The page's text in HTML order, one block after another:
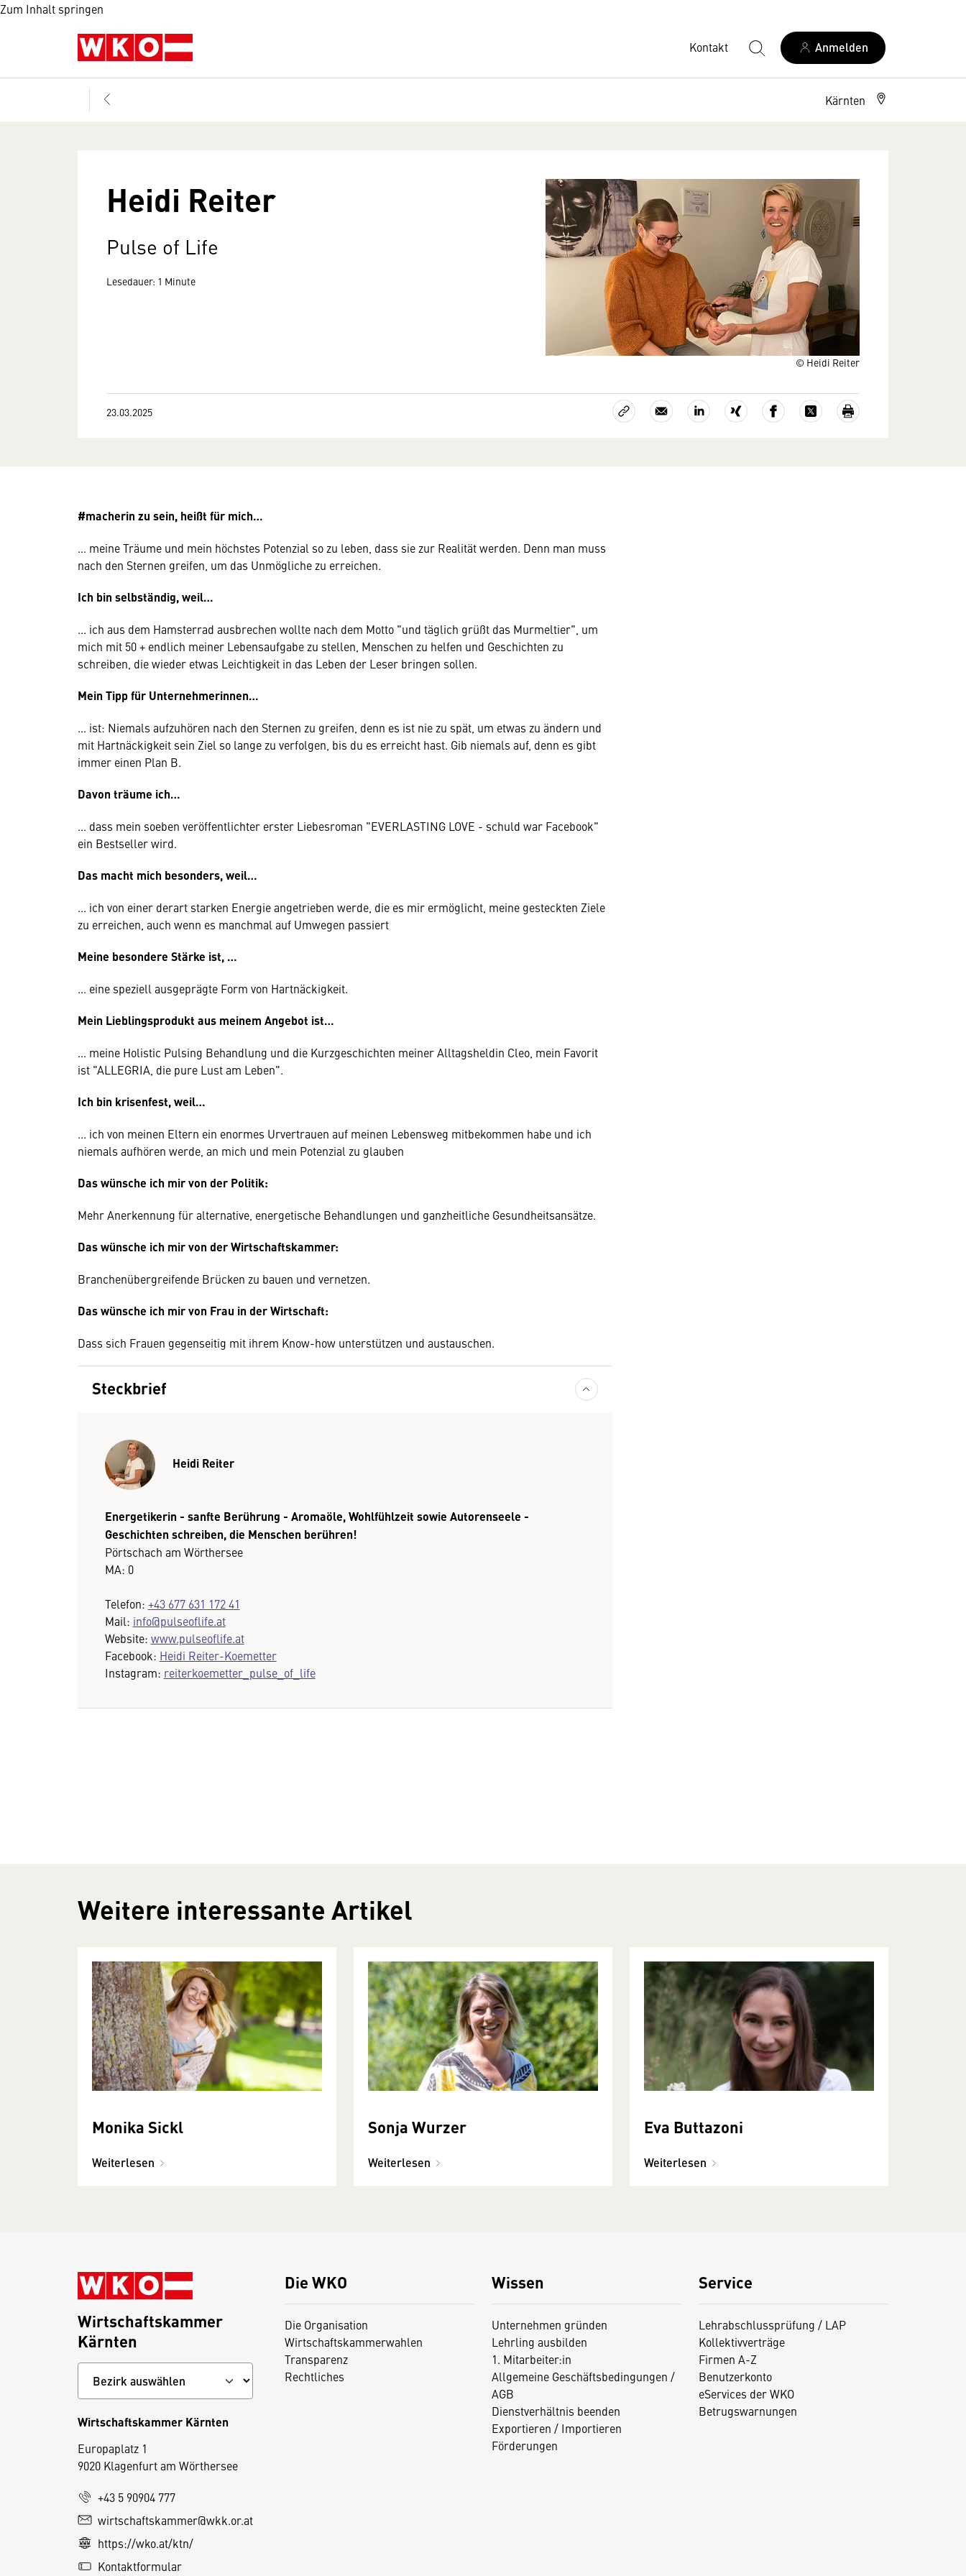
Zum Inhalt springen
Kontakt Anmelden
Kärnten
© Heidi Reiter
Heidi Reiter
Pulse of Life
Lesedauer: 1 Minute
23.03.2025
#macherin zu sein, heißt für mich…
... meine Träume und mein höchstes Potenzial so zu leben, dass sie zur Realität werden. Denn man muss
nach den Sternen greifen, um das Unmögliche zu erreichen.
Ich bin selbständig, weil…
... ich aus dem Hamsterrad ausbrechen wollte nach dem Motto "und täglich grüßt das Murmeltier", um
mich mit 50 + endlich meiner Lebensaufgabe zu stellen, Menschen zu helfen und Geschichten zu
schreiben, die wieder etwas Leichtigkeit in das Leben der Leser bringen sollen.
Mein Tipp für Unternehmerinnen…
... ist: Niemals aufzuhören nach den Sternen zu greifen, denn es ist nie zu spät, um etwas zu ändern und
mit Hartnäckigkeit sein Ziel so lange zu verfolgen, bis du es erreicht hast. Gib niemals auf, denn es gibt
immer einen Plan B.
Davon träume ich…
... dass mein soeben veröffentlichter erster Liebesroman "EVERLASTING LOVE - schuld war Facebook"
ein Bestseller wird.
Das macht mich besonders, weil…
... ich von einer derart starken Energie angetrieben werde, die es mir ermöglicht, meine gesteckten Ziele
zu erreichen, auch wenn es manchmal auf Umwegen passiert
Meine besondere Stärke ist, …
... eine speziell ausgeprägte Form von Hartnäckigkeit.
Mein Lieblingsprodukt aus meinem Angebot ist…
... meine Holistic Pulsing Behandlung und die Kurzgeschichten meiner Alltagsheldin Cleo, mein Favorit
ist "ALLEGRIA, die pure Lust am Leben".
Ich bin krisenfest, weil…
... ich von meinen Eltern ein enormes Urvertrauen auf meinen Lebensweg mitbekommen habe und ich
niemals aufhören werde, an mich und mein Potenzial zu glauben
Das wünsche ich mir von der Politik:
Mehr Anerkennung für alternative, energetische Behandlungen und ganzheitliche Gesundheitsansätze.
Das wünsche ich mir von der Wirtschaftskammer:
Branchenübergreifende Brücken zu bauen und vernetzen.
Das wünsche ich mir von Frau in der Wirtschaft:
Dass sich Frauen gegenseitig mit ihrem Know-how unterstützen und austauschen.
Steckbrief
Heidi Reiter
Energetikerin - sanfte Berührung - Aromaöle, Wohlfühlzeit sowie Autorenseele -
Geschichten schreiben, die Menschen berühren!
Pörtschach am Wörthersee
MA: 0
Telefon: +43 677 631 172 41
Mail: info@pulseoflife.at
Website: www.pulseoflife.at
Facebook: Heidi Reiter-Koemetter
Instagram: reiterkoemetter_pulse_of_life
Weitere interessante Artikel
Monika Sickl
Weiterlesen
Sonja Wurzer
Weiterlesen
Eva Buttazoni
Weiterlesen
Die WKO
Die Organisation
Wirtschaftskammerwahlen
Transparenz
Rechtliches
Wissen
Unternehmen gründen
Lehrling ausbilden
1. Mitarbeiter:in
Allgemeine Geschäftsbedingungen /
AGB
Dienstverhältnis beenden
Exportieren / Importieren
Förderungen
Service
Lehrabschlussprüfung / LAP
Kollektivverträge
Firmen A-Z
Benutzerkonto
eServices der WKO
Betrugswarnungen
Wirtschaftskammer
Kärnten
Wirtschaftskammer Kärnten
Europaplatz 1
9020 Klagenfurt am Wörthersee
+43 5 90904 777
wirtschaftskammer@wkk.or.at
https://wko.at/ktn/
Kontaktformular